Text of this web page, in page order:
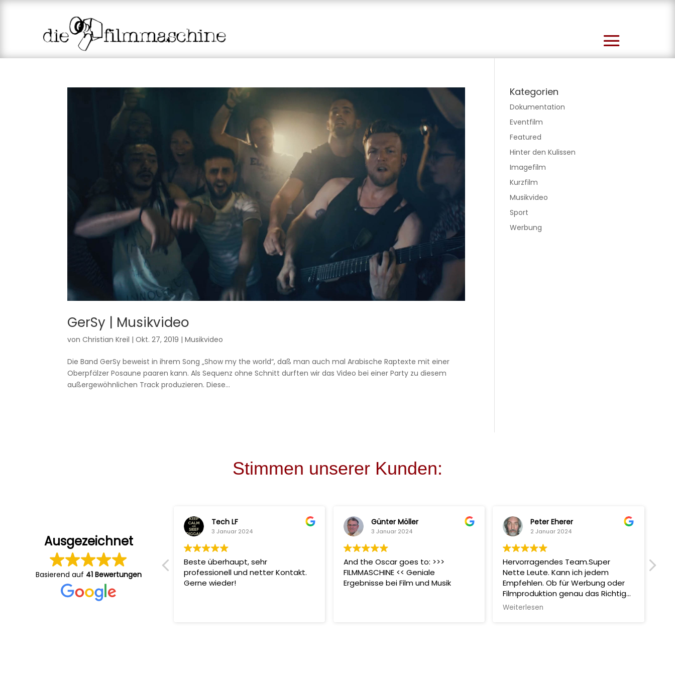
GerSy | Musikvideo
vonChristian Kreil |Okt. 27, 2019 |Musikvideo
Die Band GerSy beweist in ihrem Song „Show my the world“, daß man auch mal Arabische Raptexte mit einer
Oberpfälzer Posaune paaren kann. Als Sequenz ohne Schnitt durften wir das Video bei einer Party zu diesem
außergewöhnlichen Track produzieren. Diese...
Kategorien
Dokumentation
Eventfilm
Featured
Hinter den Kulissen
Imagefilm
Kurzfilm
Musikvideo
Sport
Werbung
Stimmen unserer Kunden:
Ausgezeichnet
Basierend auf 41 Bewertungen
Sehr professionelle Produktionen,
zuverlässige Absprachen und
angenehme Atmosphäre am Set.
Ergebnis immer Top ????????
Tech LF
3 Januar 2024
Beste überhaupt, sehr
professionell und netter Kontakt.
Gerne wieder!
Günter Möller
3 Januar 2024
And the Oscar goes to: >>>
FILMMASCHINE << Geniale
Ergebnisse bei Film und Musik
Peter Eherer
2 Januar 2024
Hervorragendes Team.Super
Nette Leute. Kann ich jedem
Empfehlen. Ob für Werbung oder
Filmproduktion genau das Richtige!
Machen Selber auch Coole
Weiterlesen